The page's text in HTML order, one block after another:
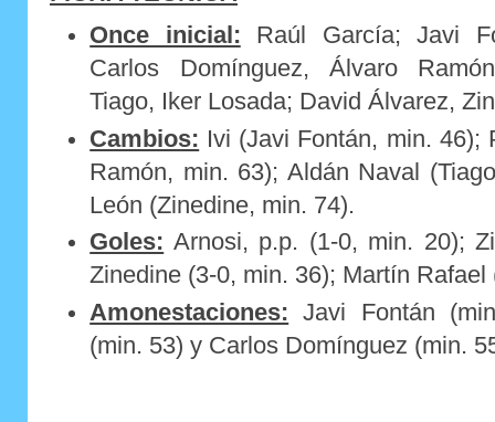
Once inicial: Raúl García; Javi
Carlos Domínguez, Álvaro
Tiago, Iker Losada; David Álvarez,
Cambios: Ivi (Javi Fontán, min. 46);
Ramón, min. 63); Aldán Naval
León (Zinedine, min. 74).
Goles: Arnosi, p.p. (1-0, min. 20);
Zinedine (3-0, min. 36); Martín Rafael
Amonestaciones: Javi Fontán
(min. 53) y Carlos Domínguez (min.